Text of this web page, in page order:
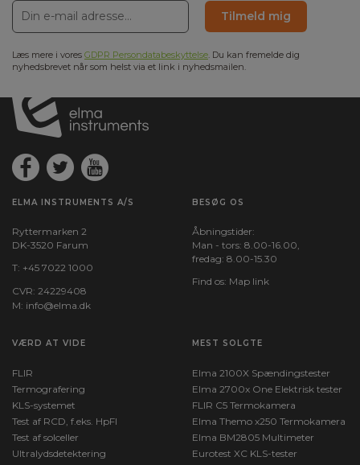
Tilmeld mig
Læs mere i vores GDPR Persondatabeskyttelse. Du kan fremelde dig
nyhedsbrevet når som helst via et link i nyhedsmailen.
ELMA INSTRUMENTS A/S
Ryttermarken 2
DK-3520 Farum
T: +45 7022 1000
CVR: 24229408
M: info@elma.dk
BESØG OS
Åbningstider:
Man - tors: 8.00-16.00,
fredag: 8.00-15.30
Find os: Map link
VÆRD AT VIDE
FLIR
Termografering
KLS-systemet
Test af RCD, f.eks. HpFI
Test af solceller
Ultralydsdetektering
MEST SOLGTE
Elma 2100X Spændingstester
Elma 2700x One Elektrisk tester
FLIR C5 Termokamera
Elma Themo x250 Termokamera
Elma BM2805 Multimeter
Eurotest XC KLS-tester